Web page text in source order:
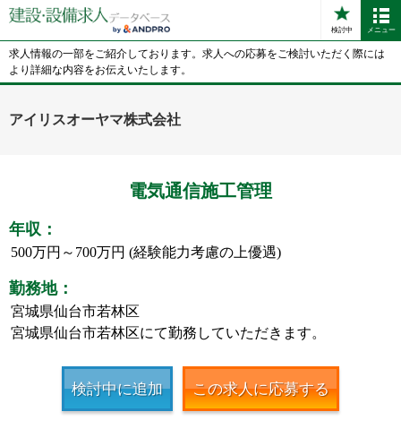
検討中 メニュー
求人情報の一部をご紹介しております。求人への応募をご検討いただく際には
より詳細な内容をお伝えいたします。
アイリスオーヤマ株式会社
電気通信施工管理
年収：
500万円～700万円 (経験能力考慮の上優遇)
勤務地：
宮城県仙台市若林区
宮城県仙台市若林区にて勤務していただきます。
検討中に追加 この求人に応募する